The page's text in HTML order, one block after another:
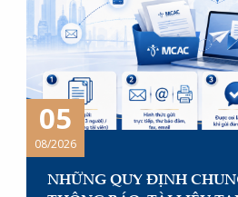
05
08/2026
NHỮNG QUY ĐỊNH